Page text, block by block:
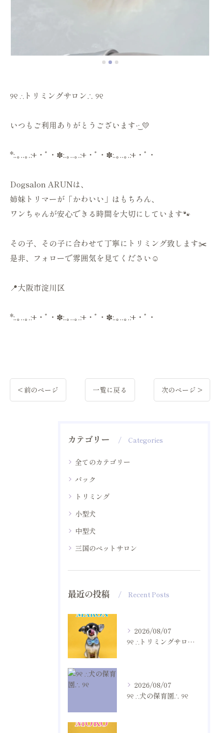
୨୧ ∴トリミングサロン∴ ୨୧
いつもご利用ありがとうございます·͜· 💛
*:.｡..｡.:+・ﾟ・✽:.｡..｡.:+・ﾟ・✽:.｡..｡.:+・ﾟ・
Dogsalon ARUNは、
姉妹トリマーが「かわいい」はもちろん、
ワンちゃんが安心できる時間を大切にしています🐾
その子、その子に合わせて丁寧にトリミング致します✂️
是非、フォローで雰囲気を見てください☺️
📍大阪市淀川区
*:.｡..｡.:+・ﾟ・✽:.｡..｡.:+・ﾟ・✽:.｡..｡.:+・ﾟ・
< 前のページ 一覧に戻る 次のページ >
カテゴリー Categories
全てのカテゴリー
パック
トリミング
小型犬
中型犬
三国のペットサロン
最近の投稿 Recent Posts
2026/08/07
୨୧ ∴トリミングサロン∴ ୨୧
2026/08/07
୨୧ ∴犬の保育園∴ ୨୧